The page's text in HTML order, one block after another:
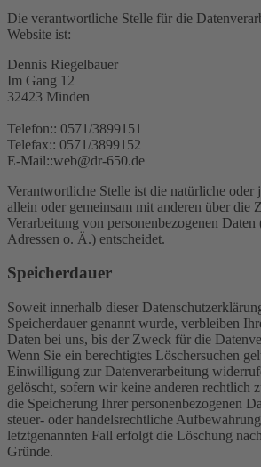
Die verantwortliche Stelle für die
Website ist:
Dennis Riegelbauer
Im Gang 12
32423 Minden
Telefon:: 0571/3899151
Telefax:: 0571/3899152
E-Mail::web@dr-650.de
Verantwortliche Stelle ist die natürliche oder
allein oder gemeinsam mit anderen über die
Verarbeitung von personenbezogenen
Adressen o. Ä.) entscheidet.
Speicherdauer
Soweit innerhalb dieser
Speicherdauer genannt wurde, verbleiben
Daten bei uns, bis der Zweck für die
Wenn Sie ein berechtigtes Löschersuchen
Einwilligung zur Datenverarbeitung
gelöscht, sofern wir keine anderen rechtlich
die Speicherung Ihrer personenbezogenen
steuer- oder handelsrechtliche
letztgenannten Fall erfolgt die Löschung
Gründe.